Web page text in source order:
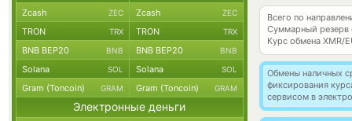
Всего по
Суммарный резерв
Курс обмена XMR/
Обмены наличных
фиксирования
сервисом в
Zcash ZEC Zcash ZEC
TRON TRX TRON TRX
BNB BEP20 BNB BNB BEP20 BNB
Solana SOL Solana SOL
Gram (Toncoin) GRAM Gram (Toncoin) GRAM
Электронные деньги